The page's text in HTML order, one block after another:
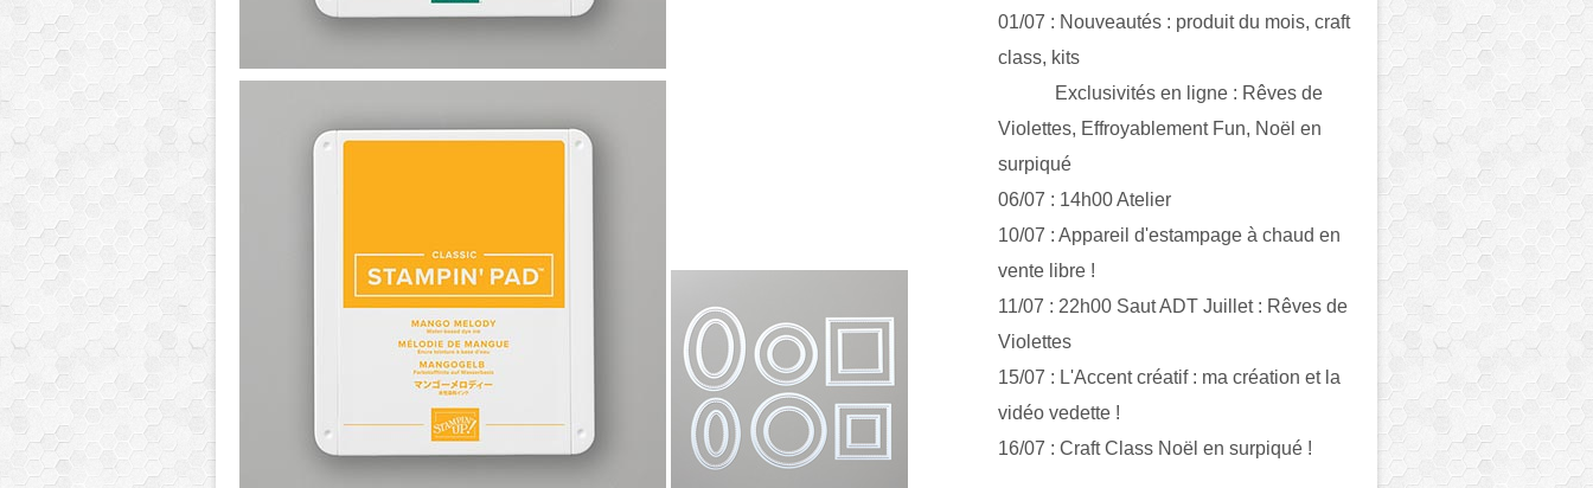
01/07 : Nouveautés : produit du mois, craft
class, kits
Exclusivités en ligne : Rêves de
Violettes, Effroyablement Fun, Noël en
surpiqué
06/07 : 14h00 Atelier
10/07 : Appareil d'estampage à chaud en
vente libre !
11/07 : 22h00 Saut ADT Juillet : Rêves de
Violettes
15/07 : L'Accent créatif : ma création et la
vidéo vedette !
16/07 : Craft Class Noël en surpiqué !